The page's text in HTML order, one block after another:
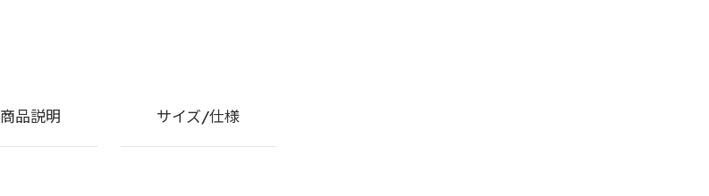
商品説明 サイズ/仕様